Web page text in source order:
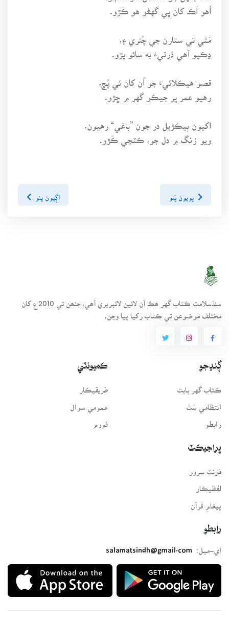
اُهو اَڪ کان ڀي گهڻو هو ڪَڙو.
مَٿي تي ستارن جي چُنري ۽،
ڍڪيو آهي ڌرتيءَ به سائو پڙو.
قصو هيڪلائيءَ جو اُن کان ئي پُڇ،
رهيو عمر ڀر جيڪو گهر ۾ ڇڙو.
اکيون ٻيڪڙيل در جون ”باغي“ رهيون،
ويو زنگ ۾ دل جو، ڪٽجي ڪَڙو.
پويون پَنو اڳيون پنو
سنڌسلامت ڪتاب گهر ھڪ آن لائين لائبريري آھي، جنھن تي 2010ع کان
مختلف موضوعن تي ڪتاب رکيا پيا وڃن.
ڳنڍجو
ڪتاب گهر بابت
انتظامي سَٿ
رابطو
ڪميونٽي
طريقيڪار
عمومي سوال
فورم
پراجيڪٽ
لفظيڪار
پيغامِ قرآن
رابطو
اي-ميل:
salamatsindh@gmail.com